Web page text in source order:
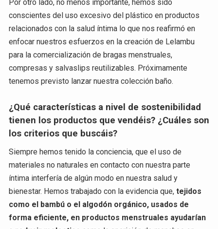
Por otro lado, no menos importante, hemos sido
conscientes del uso excesivo del plástico en productos
relacionados con la salud íntima lo que nos reafirmó en
enfocar nuestros esfuerzos en la creación de Lelambu
para la comercialización de bragas menstruales,
compresas y salvaslips reutilizables. Próximamente
tenemos previsto lanzar nuestra colección baño.
¿Qué características a nivel de sostenibilidad
tienen los productos que vendéis? ¿Cuáles son
los criterios que buscáis?
Siempre hemos tenido la conciencia, que el uso de
materiales no naturales en contacto con nuestra parte
íntima interfería de algún modo en nuestra salud y
bienestar. Hemos trabajado con la evidencia que, tejidos
como el bambú o el algodón orgánico, usados de
forma eficiente, en productos menstruales ayudarían